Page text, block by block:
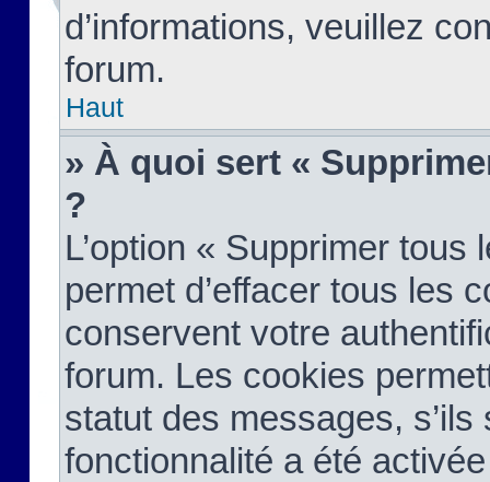
d’informations, veuillez
forum.
Haut
» À quoi sert «
?
L’option « Supprimer
permet d’effacer tous les
conservent votre
forum. Les cookies
statut des messages,
fonctionnalité a été